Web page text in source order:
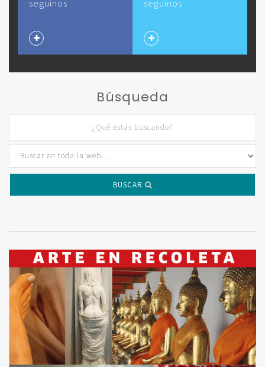
seguinos seguinos
Búsqueda
BUSCAR